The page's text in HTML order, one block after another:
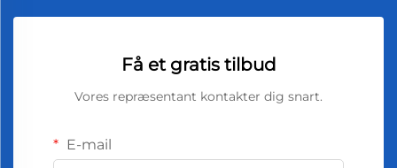
Få et gratis tilbud
Vores repræsentant kontakter dig snart.
E-mail